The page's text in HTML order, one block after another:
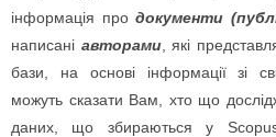
інформація про документи
написані авторами, які
бази, на основі інформації зі
можуть сказати Вам, хто що
даних, що збираються у